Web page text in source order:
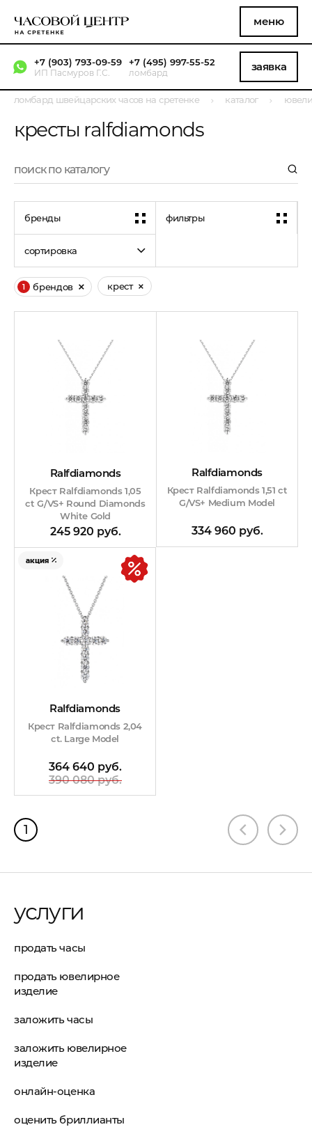
меню
+7 (903) 793-09-59
ИП Пасмуров Г.С.
+7 (495) 997-55-52
ломбард заявка
ломбард швейцарских часов на сретенке каталог
кресты ralfdiamonds
бренды фильтры
сортировка
1 брендов крест
Ralfdiamonds
Крест Ralfdiamonds 1,05
ct G/VS+ Round Diamonds
White Gold
245 920 руб.
Ralfdiamonds
Крест Ralfdiamonds 1,51 ct
G/VS+ Medium Model
334 960 руб.
Ralfdiamonds
Крест Ralfdiamonds 2,04
ct. Large Model
364 640 руб.
390 080 руб.
акция
1
услуги
продать часы
продать ювелирное
изделие
заложить часы
заложить ювелирное
изделие
онлайн-оценка
оценить бриллианты